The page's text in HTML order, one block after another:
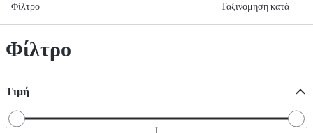
Φίλτρο Ταξινόμηση κατά
Φίλτρο
Τιμή